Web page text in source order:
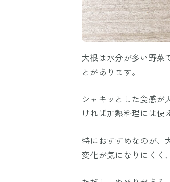
大根は水分が多い野菜
とがあります。
シャキッとした食感が
ければ加熱料理には使
特におすすめなのが、
変化が気になりにくく